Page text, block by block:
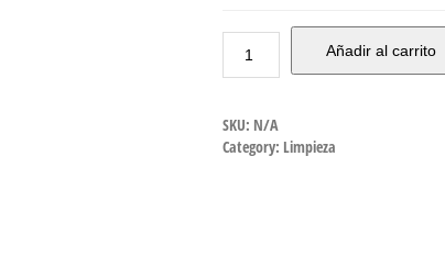
Añadir al carrito
SKU: N/A
Category: Limpieza